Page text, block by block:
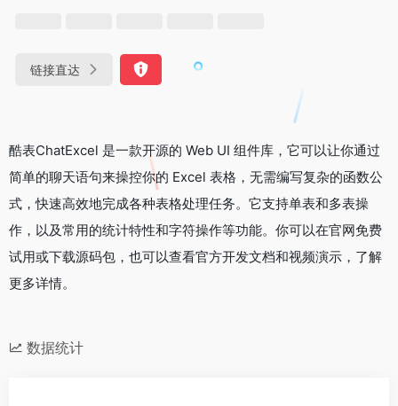
链接直达
酷表ChatExcel 是一款开源的 Web UI 组件库，它可以让你通过
简单的聊天语句来操控你的 Excel 表格，无需编写复杂的函数公
式，快速高效地完成各种表格处理任务。它支持单表和多表操
作，以及常用的统计特性和字符操作等功能。你可以在官网免费
试用或下载源码包，也可以查看官方开发文档和视频演示，了解
更多详情。
数据统计